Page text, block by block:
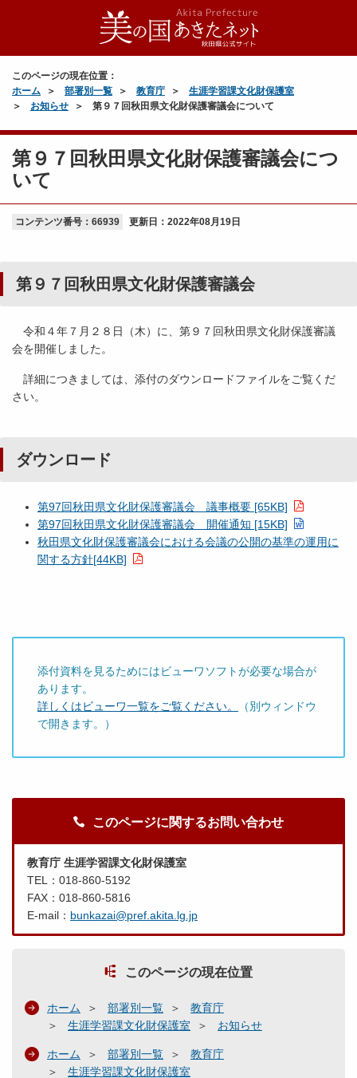
このページの現在位置：
ホーム
部署別一覧 教育庁
生涯学習課文化財保護室
お知らせ
第９７回秋田県文化財保護審議会について
第９７回秋田県文化財保護審議会につ
いて
コンテンツ番号：66939 更新日： 2022年08月19日
第９７回秋田県文化財保護審議会
令和４年７月２８日（木）に、第９７回秋田県文化財保護審議
会を開催しました。
詳細につきましては、添付のダウンロードファイルをご覧くだ
さい。
ダウンロード
第97回秋田県文化財保護審議会 議事概要 [65KB]
第97回秋田県文化財保護審議会 開催通知 [15KB]
秋田県文化財保護審議会における会議の公開の基準の運用に
関する方針[44KB]
添付資料を見るためにはビューワソフトが必要な場合が
あります。
詳しくはビューワ一覧をご覧ください。
（別ウィンドウ
で開きます。）
このページに関するお問い合わせ
教育庁 生涯学習課文化財保護室
TEL：018-860-5192
FAX：018-860-5816
E-mail： bunkazai@pref.akita.lg.jp
このページの現在位置
ホーム 部署別一覧
教育庁
生涯学習課文化財保護室
お知らせ
ホーム 部署別一覧
教育庁
生涯学習課文化財保護室